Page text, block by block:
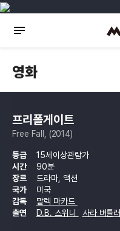
영화
프리폴게이트
Free Fall, (2014)
등급
15세이상관람가
시간
90분
장르
드라마, 액션
국가
미국
감독
말렉 마카드
출연
D.B. 스위니 사라 버틀러